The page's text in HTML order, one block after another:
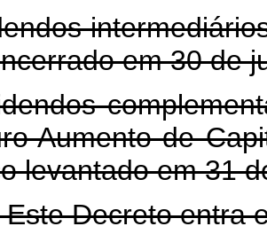
em 30 de
Aumento de
levantado em 31
Decreto entra